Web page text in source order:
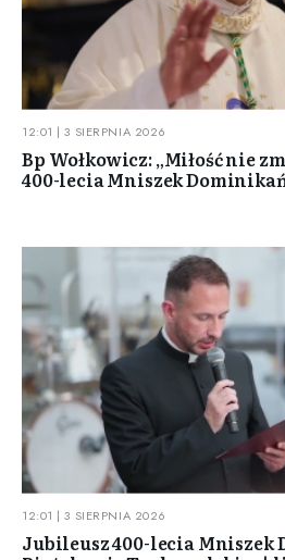
12:01 | 3 SIERPNIA 2026
Bp Wołkowicz: „Miłość nie
400-lecia Mniszek
12:01 | 3 SIERPNIA 2026
Jubileusz 400-lecia